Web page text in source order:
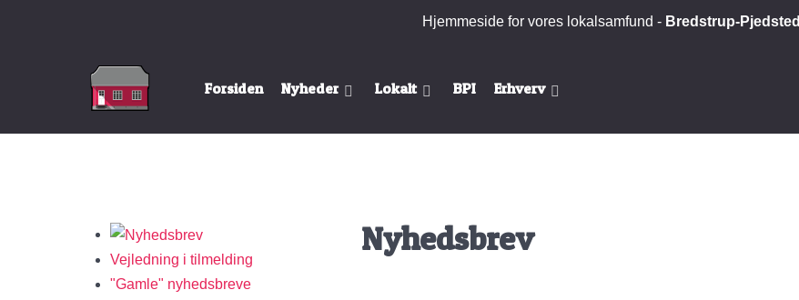
Hjemmeside for vores lokalsamfund - Bredstrup-Pjedsted
Forsiden Nyheder Lokalt BPI Erhverv
Vejledning i tilmelding
"Gamle" nyhedsbreve
Nyhedsbrev